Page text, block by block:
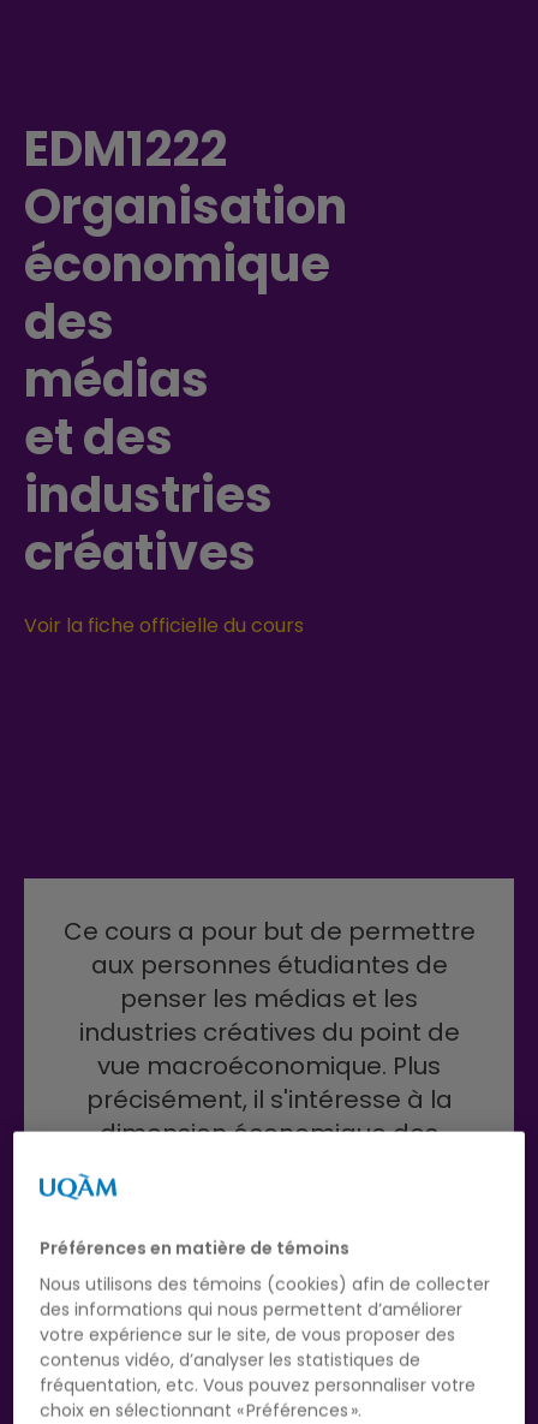
EDM1222
Organisation
économique
des
médias
et des
industries
créatives
Voir la fiche officielle du cours
Ce cours a pour but de permettre
aux personnes étudiantes de
penser les médias et les
industries créatives du point de
vue macroéconomique. Plus
précisément, il s'intéresse à la
dimension économique des
diverses perspectives théoriques
qui traitent des médias et des
industries créatives. Ces
perspectives seront expliquées à
partir d'analyses de cas en
provenance des secteurs des
arts vivants, de l'audiovisuel
(cinéma, télévision, productions
Préférences en matière de témoins
Nous utilisons des témoins (cookies) afin de collecter
des informations qui nous permettent d’améliorer
votre expérience sur le site, de vous proposer des
contenus vidéo, d’analyser les statistiques de
fréquentation, etc. Vous pouvez personnaliser votre
choix en sélectionnant « Préférences ».